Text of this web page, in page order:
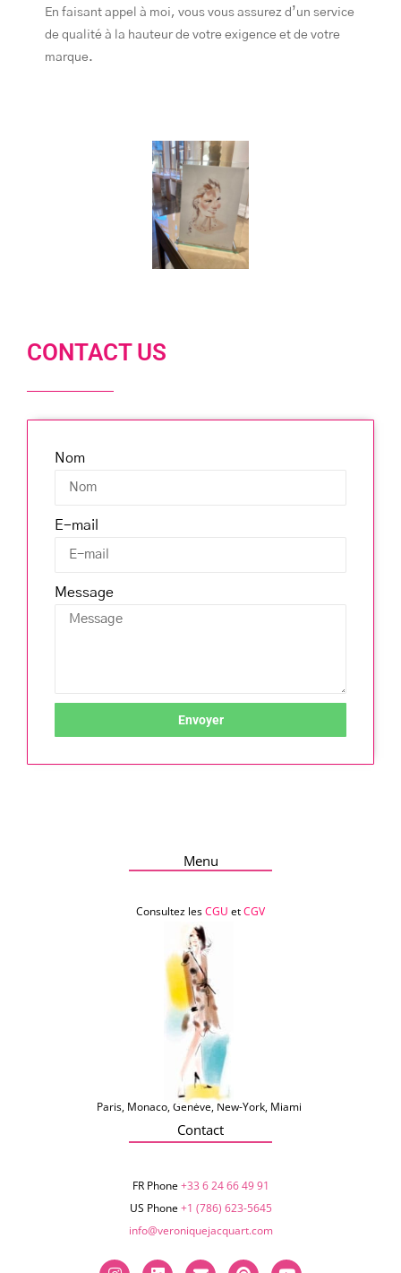
En faisant appel à moi, vous vous assurez d’un service
de qualité à la hauteur de votre exigence et de votre
marque.
CONTACT US
Nom
E-mail
Message
Envoyer
Menu
Consultez lesCGU etCGV
Paris, Monaco, Genève, New-York, Miami
Contact
FR Phone+33 6 24 66 49 91
US Phone+1 (786) 623-5645‬
info@veroniquejacquart.com